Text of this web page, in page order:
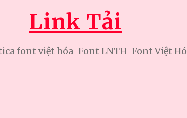
Link Tải
font việt hóa Font LNTH Font Việt